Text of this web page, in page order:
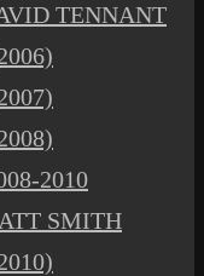
TENNANT
2010
SMITH